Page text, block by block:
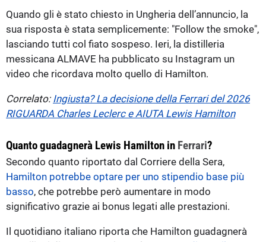
Quando gli è stato chiesto in Ungheria dell’annuncio, la
sua risposta è stata semplicemente: "Follow the smoke",
lasciando tutti col fiato sospeso. Ieri, la distilleria
messicana ALMAVE ha pubblicato su Instagram un
video che ricordava molto quello di Hamilton.
Correlato: Ingiusta? La decisione della Ferrari del 2026
RIGUARDA Charles Leclerc e AIUTA Lewis Hamilton
Quanto guadagnerà Lewis Hamilton in Ferrari?
Secondo quanto riportato dal Corriere della Sera,
Hamilton potrebbe optare per uno stipendio base più
basso, che potrebbe però aumentare in modo
significativo grazie ai bonus legati alle prestazioni.
Il quotidiano italiano riporta che Hamilton guadagnerà